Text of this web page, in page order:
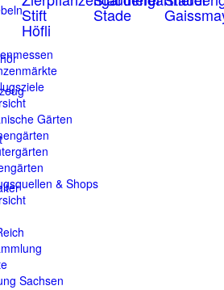
Stift
Höfli
Stade
Gärten
& Shops
Sachsen